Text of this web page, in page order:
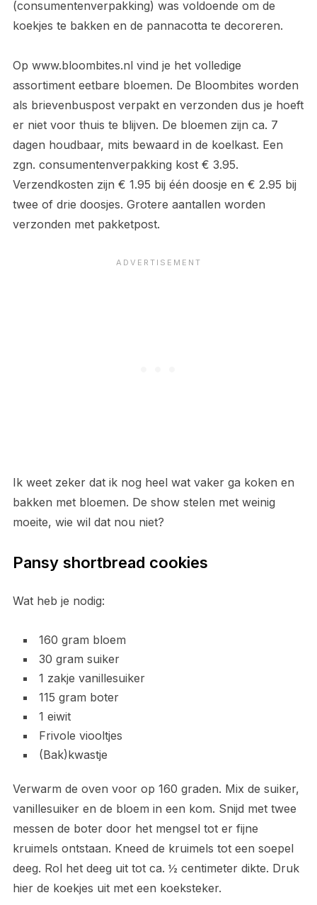
(consumentenverpakking) was voldoende om de
koekjes te bakken en de pannacotta te decoreren.
Op www.bloombites.nl vind je het volledige
assortiment eetbare bloemen. De Bloombites worden
als brievenbuspost verpakt en verzonden dus je hoeft
er niet voor thuis te blijven. De bloemen zijn ca. 7
dagen houdbaar, mits bewaard in de koelkast. Een
zgn. consumentenverpakking kost € 3.95.
Verzendkosten zijn € 1.95 bij één doosje en € 2.95 bij
twee of drie doosjes. Grotere aantallen worden
verzonden met pakketpost.
Ik weet zeker dat ik nog heel wat vaker ga koken en
bakken met bloemen. De show stelen met weinig
moeite, wie wil dat nou niet?
Pansy shortbread cookies
Wat heb je nodig:
160 gram bloem
30 gram suiker
1 zakje vanillesuiker
115 gram boter
1 eiwit
Frivole viooltjes
(Bak)kwastje
Verwarm de oven voor op 160 graden. Mix de suiker,
vanillesuiker en de bloem in een kom. Snijd met twee
messen de boter door het mengsel tot er fijne
kruimels ontstaan. Kneed de kruimels tot een soepel
deeg. Rol het deeg uit tot ca. ½ centimeter dikte. Druk
hier de koekjes uit met een koeksteker.